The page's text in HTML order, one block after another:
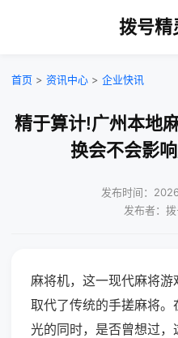
拨号精
首页 > 资讯中心 > 企业快讯
精于算计!广州本地
换会不会影
发布时间：
发布者：
麻将机，这一现代麻将
取代了传统的手搓麻将
光的同时，是否曾想过